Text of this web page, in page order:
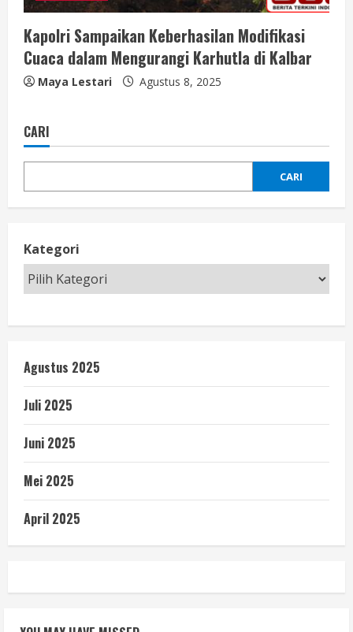
Kapolri Sampaikan Keberhasilan Modifikasi
Cuaca dalam Mengurangi Karhutla di Kalbar
Maya Lestari Agustus 8, 2025
CARI
CARI
Kategori
Agustus 2025
Juli 2025
Juni 2025
Mei 2025
April 2025